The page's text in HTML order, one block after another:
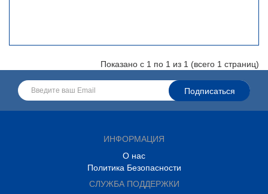
Показано с 1 по 1 из 1 (всего 1 страниц)
ИНФОРМАЦИЯ
О нас
Политика Безопасности
СЛУЖБА ПОДДЕРЖКИ